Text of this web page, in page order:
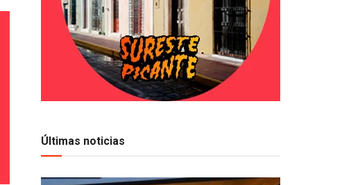
Últimas noticias